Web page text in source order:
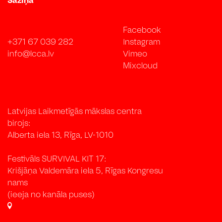
+371 67 039 282
info@lcca.lv
Facebook
Instagram
Vimeo
Mixcloud
Latvijas Laikmetīgās mākslas centra
birojs:
Alberta iela 13, Rīga, LV-1010
Festivāls SURVIVAL KIT 17:
Krišjāņa Valdemāra iela 5, Rīgas Kongresu
nams
(ieeja no kanāla puses)